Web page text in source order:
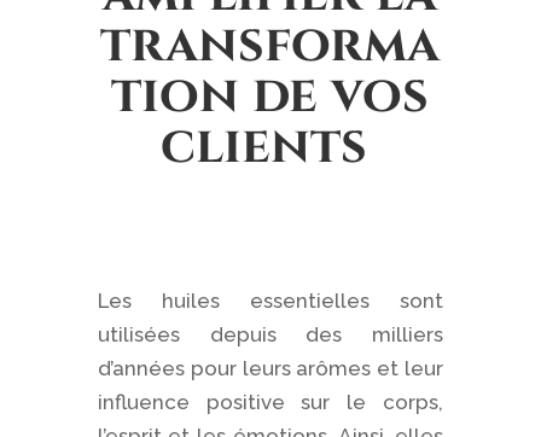
transforma
tion de vos
clients
Les huiles essentielles sont
utilisées depuis des milliers
d’années pour leurs arômes et leur
influence positive sur le corps,